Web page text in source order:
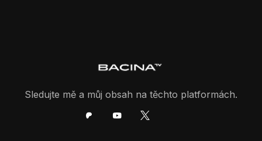
Sledujte mě a můj obsah na těchto platformách.